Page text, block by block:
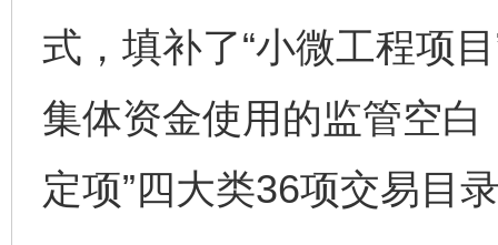
式，填补了“小微工程项
集体资金使用的监管空白
定项”四大类36项交易目